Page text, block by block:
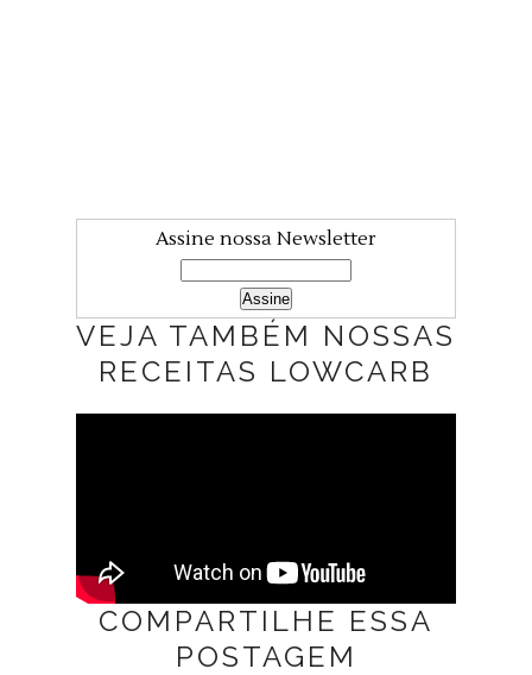
Assine nossa Newsletter
VEJA TAMBÉM NOSSAS
RECEITAS LOWCARB
COMPARTILHE ESSA
POSTAGEM